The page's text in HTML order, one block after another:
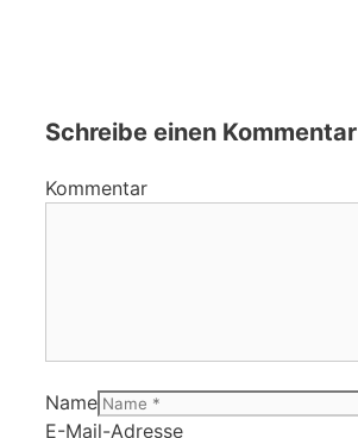
Schreibe einen Kommentar
Kommentar
Name
E-Mail-Adresse